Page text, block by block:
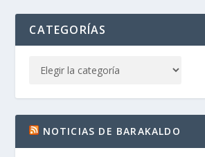
CATEGORÍAS
NOTICIAS DE BARAKALDO